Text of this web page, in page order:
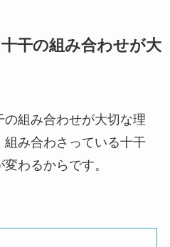
干の組み合わせが大
組み合わせが大切な理
み合わさっている十干
わるからです。